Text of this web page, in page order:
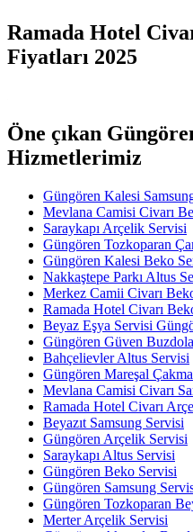
Ramada Hotel
Fiyatları 2025
Öne çıkan
Hizmetlerimiz
Güngören Kalesi
Mevlana Camisi Civarı
Saraykapı Arçelik Servisi
Güngören Tozkoparan
Güngören Kalesi Beko
Nakkaştepe Parkı Altus
Merkez Camii Civarı
Ramada Hotel Civarı
Beyaz Eşya Servisi
Güngören Güven
Bahçelievler Altus Servisi
Güngören Mareşal
Mevlana Camisi Civarı
Ramada Hotel Civarı
Beyazıt Samsung Servisi
Güngören Arçelik Servisi
Saraykapı Altus Servisi
Güngören Beko Servisi
Güngören Samsung
Güngören Tozkoparan
Merter Arçelik Servisi